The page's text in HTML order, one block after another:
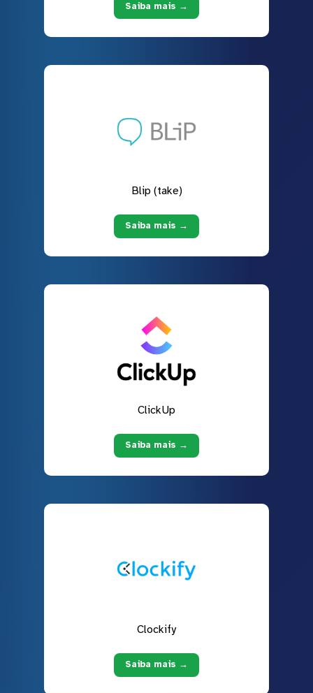
Saiba mais →
Blip (take)
Saiba mais →
ClickUp
Saiba mais →
Clockify
Saiba mais →